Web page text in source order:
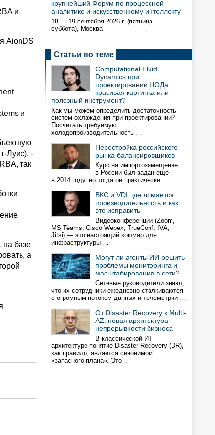
и
AionDS
и
Луис). -
так
на базе
а
крупнейший Форум по процессной
аналитике и искусственному интеллекту
18 — 19 сентября 2026 г. (пятница —
суббота), Москва
Статьи по теме
Computational Fluid
Dynamics при
проектировании ЦОДа:
красивая картинка или
полезный инструмент?
Как мы можем определить достаточность
систем охлаждения при проектировании?
Посчитать требуемую
холодопроизводительность …
Перестройка российского
рынка балансировщиков
Курс на импортозамещение
в России был задан еще
в 2014 году, но тогда он практически …
ВКС и VDI: где ломается
производительность и как
это исправить
Видеоконференции (Zoom,
MS Teams, Cisco Webex, TrueConf, IVA,
Jitsi) — это настоящий кошмар для
инфраструктуры …
Могут ли агенты ИИ решить
проблемы мониторинга и
масштабирования в сети?
Сетевые руководители знают,
что их сотрудники ежедневно сталкиваются
с огромным потоком данных и телеметрии …
От Disaster Recovery к Multi-
AZ: новая архитектура
непрерывности бизнеса
В классической ИТ-
архитектуре понятие Disaster Recovery (DR),
как правило, является синонимом
«запасного плана». Это …